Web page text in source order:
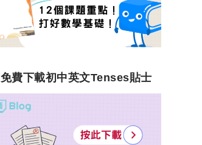
免費下載初中英文Tenses貼士